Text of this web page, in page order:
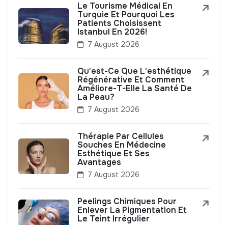
Le Tourisme Médical En
Turquie Et Pourquoi Les
Patients Choisissent
Istanbul En 2026!
7 August 2026
Qu'est-Ce Que L'esthétique
Régénérative Et Comment
Améliore-T-Elle La Santé De
La Peau?
7 August 2026
Thérapie Par Cellules
Souches En Médecine
Esthétique Et Ses
Avantages
7 August 2026
Peelings Chimiques Pour
Enlever La Pigmentation Et
Le Teint Irrégulier